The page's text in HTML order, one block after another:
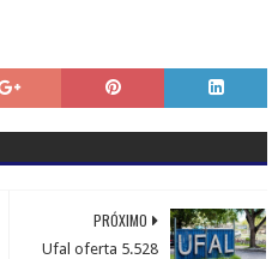
PRÓXIMO
Ufal oferta 5.528